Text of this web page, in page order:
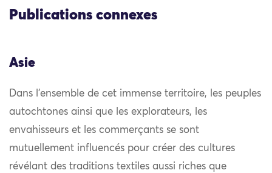
Publications connexes
Asie
Dans l’ensemble de cet immense territoire, les peuples
autochtones ainsi que les explorateurs, les
envahisseurs et les commerçants se sont
mutuellement influencés pour créer des cultures
révélant des traditions textiles aussi riches que